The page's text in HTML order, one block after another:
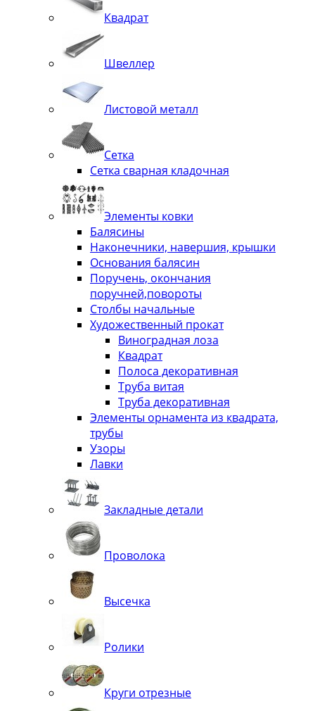
Квадрат
Швеллер
Листовой металл
Сетка
Сетка сварная кладочная
Элементы ковки
Балясины
Наконечники, навершия, крышки
Основания балясин
Поручень, окончания
поручней,повороты
Столбы начальные
Художественный прокат
Виноградная лоза
Квадрат
Полоса декоративная
Труба витая
Труба декоративная
Элементы орнамента из квадрата,
трубы
Узоры
Лавки
Закладные детали
Проволока
Высечка
Ролики
Круги отрезные